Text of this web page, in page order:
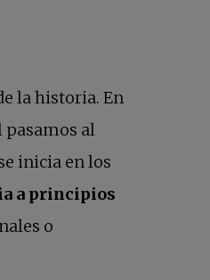
la historia. En
al
inicia en los
a principios
o